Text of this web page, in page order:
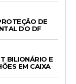
DE
DO DF
BILIONÁRIO E
EM CAIXA